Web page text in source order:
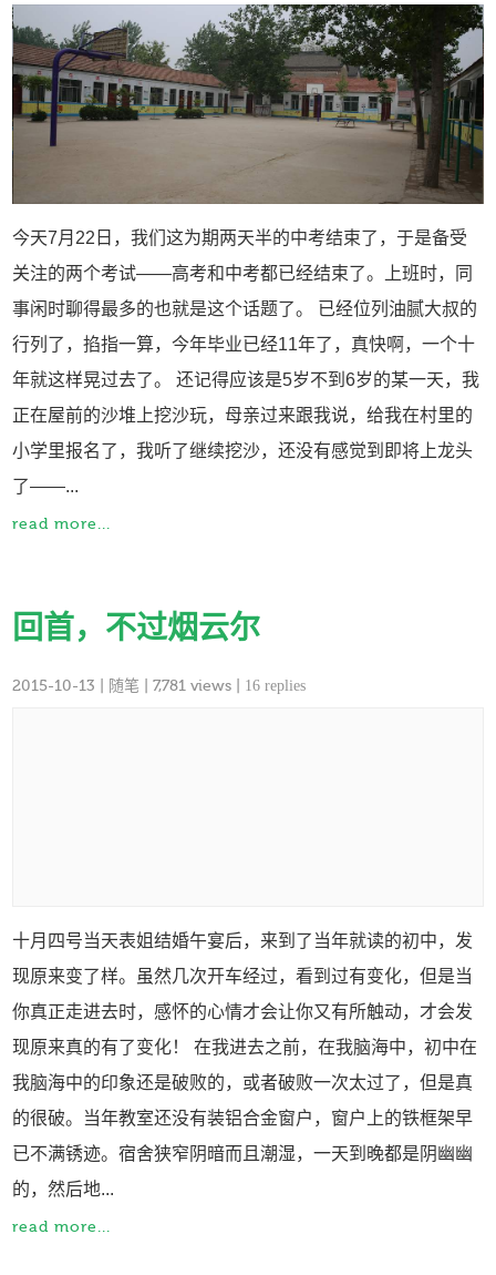
今天7月22日，我们这为期两天半的中考结束了，于是备受
关注的两个考试——高考和中考都已经结束了。上班时，同
事闲时聊得最多的也就是这个话题了。 已经位列油腻大叔的
行列了，掐指一算，今年毕业已经11年了，真快啊，一个十
年就这样晃过去了。 还记得应该是5岁不到6岁的某一天，我
正在屋前的沙堆上挖沙玩，母亲过来跟我说，给我在村里的
小学里报名了，我听了继续挖沙，还没有感觉到即将上龙头
了——...
read more...
回首，不过烟云尔
2015-10-13 随笔 | 7,781 views | 16 replies
十月四号当天表姐结婚午宴后，来到了当年就读的初中，发
现原来变了样。虽然几次开车经过，看到过有变化，但是当
你真正走进去时，感怀的心情才会让你又有所触动，才会发
现原来真的有了变化！ 在我进去之前，在我脑海中，初中在
我脑海中的印象还是破败的，或者破败一次太过了，但是真
的很破。当年教室还没有装铝合金窗户，窗户上的铁框架早
已不满锈迹。宿舍狭窄阴暗而且潮湿，一天到晚都是阴幽幽
的，然后地...
read more...